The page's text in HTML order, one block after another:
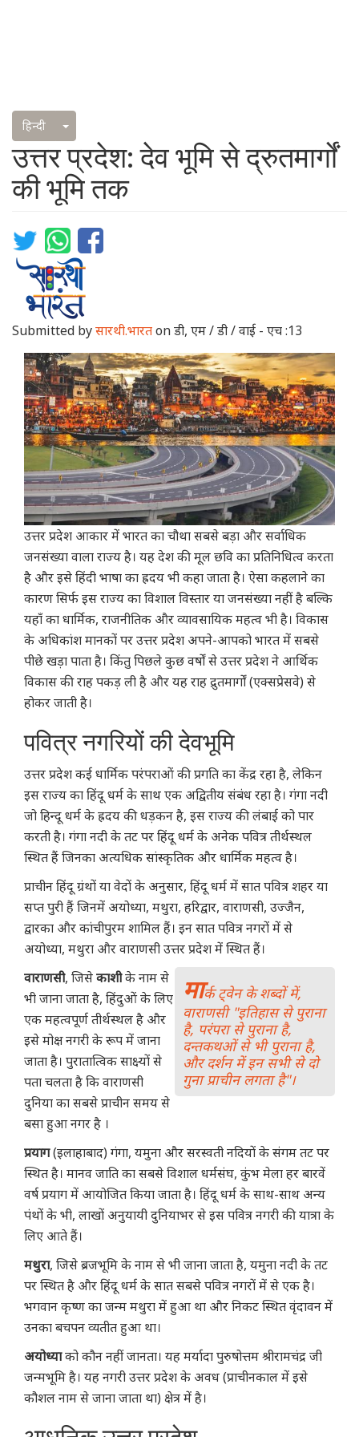
हिन्दी Toggle Dropdown
उत्तर प्रदेश: देव भूमि से द्रुतमार्गों
की भूमि तक
Submitted byसारथी.भारतonडी, एम / डी / वाई - एच :13
उत्तर प्रदेश आकार में भारत का चौथा सबसे बड़ा और सर्वाधिक
जनसंख्या वाला राज्य है। यह देश की मूल छवि का प्रतिनिधित्व करता
है और इसे हिंदी भाषा का ह्रदय भी कहा जाता है। ऐसा कहलाने का
कारण सिर्फ इस राज्य का विशाल विस्तार या जनसंख्या नहीं है बल्कि
यहाँ का धार्मिक, राजनीतिक और व्यावसायिक महत्व भी है। विकास
के अधिकांश मानकों पर उत्तर प्रदेश अपने-आपको भारत में सबसे
पीछे खड़ा पाता है। किंतु पिछले कुछ वर्षों से उत्तर प्रदेश ने आर्थिक
विकास की राह पकड़ ली है और यह राह द्रुतमार्गों (एक्सप्रेसवे) से
होकर जाती है।
पवित्र नगरियों की देवभूमि
उत्तर प्रदेश कई धार्मिक परंपराओं की प्रगति का केंद्र रहा है, लेकिन
इस राज्य का हिंदू धर्म के साथ एक अद्वितीय संबंध रहा है। गंगा नदी
जो हिन्दू धर्म के ह्रदय की धड़कन है, इस राज्य की लंबाई को पार
करती है। गंगा नदी के तट पर हिंदू धर्म के अनेक पवित्र तीर्थस्थल
स्थित हैं जिनका अत्यधिक सांस्कृतिक और धार्मिक महत्व है।
प्राचीन हिंदू ग्रंथों या वेदों के अनुसार, हिंदू धर्म में सात पवित्र शहर या
सप्त पुरी हैं जिनमें अयोध्या, मथुरा, हरिद्वार, वाराणसी, उज्जैन,
द्वारका और कांचीपुरम शामिल हैं। इन सात पवित्र नगरों में से
अयोध्या, मथुरा और वाराणसी उत्तर प्रदेश में स्थित हैं।
मार्क ट्वेन के शब्दों में,
वाराणसी "इतिहास से पुराना
है, परंपरा से पुराना है,
दन्तकथओं से भी पुराना है,
और दर्शन में इन सभी से दो
गुना प्राचीन लगता है"।
वाराणसी, जिसेकाशीके नाम से
भी जाना जाता है, हिंदुओं के लिए
एक महत्वपूर्ण तीर्थस्थल है और
इसे मोक्ष नगरी के रूप में जाना
जाता है। पुरातात्विक साक्ष्यों से
पता चलता है कि वाराणसी
दुनिया का सबसे प्राचीन समय से
बसा हुआ नगर है ।
प्रयाग(इलाहाबाद) गंगा, यमुना और सरस्वती नदियों के संगम तट पर
स्थित है। मानव जाति का सबसे विशाल धर्मसंघ, कुंभ मेला हर बारवें
वर्ष प्रयाग में आयोजित किया जाता है। हिंदू धर्म के साथ-साथ अन्य
पंथों के भी, लाखों अनुयायी दुनियाभर से इस पवित्र नगरी की यात्रा के
लिए आते हैं।
मथुरा, जिसे ब्रजभूमि के नाम से भी जाना जाता है, यमुना नदी के तट
पर स्थित है और हिंदू धर्म के सात सबसे पवित्र नगरों में से एक है।
भगवान कृष्ण का जन्म मथुरा में हुआ था और निकट स्थित वृंदावन में
उनका बचपन व्यतीत हुआ था।
अयोध्याको कौन नहीं जानता। यह मर्यादा पुरुषोत्तम श्रीरामचंद्र जी
जन्मभूमि है। यह नगरी उत्तर प्रदेश के अवध (प्राचीनकाल में इसे
कौशल नाम से जाना जाता था) क्षेत्र में है।